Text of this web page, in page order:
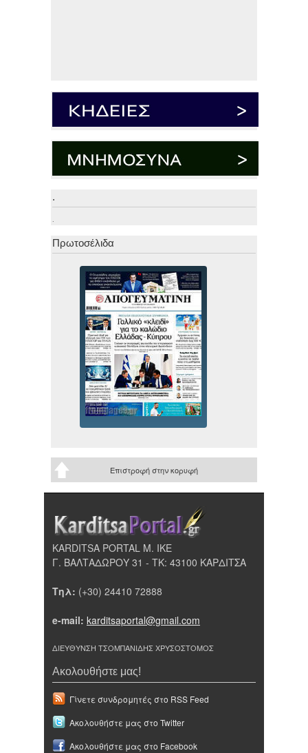
.
.
Πρωτοσέλιδα
Επιστροφή στην κορυφή
KARDITSA PORTAL Μ. ΙΚΕ
Γ. ΒΑΛΤΑΔΩΡΟΥ 31 - ΤΚ: 43100 ΚΑΡΔΙΤΣΑ
Τηλ: (+30) 24410 72888
e-mail: karditsaportal@gmail.com
ΔΙΕΥΘΥΝΣΗ ΤΣΟΜΠΑΝΙΔΗΣ ΧΡΥΣΟΣΤΟΜΟΣ
Ακολουθήστε μας!
Γίνετε συνδρομητές στο RSS Feed
Ακολουθήστε μας στο Twitter
Ακολουθήστε μας στο Facebook